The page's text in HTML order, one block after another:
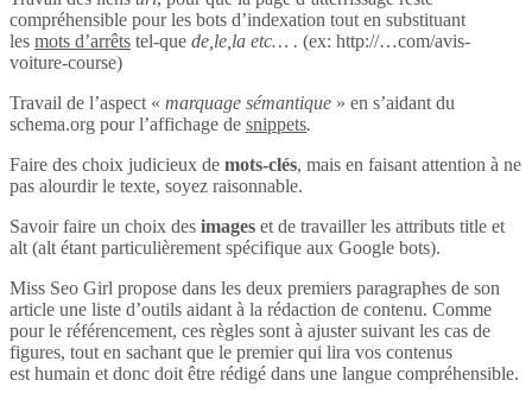
compréhensible pour les bots d’indexation tout en substituant
les mots d’arrêts tel-que de,le,la etc… . (ex: http://…com/avis-
voiture-course)
Travail de l’aspect « marquage sémantique » en s’aidant du
schema.org pour l’affichage de snippets.
Faire des choix judicieux de mots-clés, mais en faisant attention à ne
pas alourdir le texte, soyez raisonnable.
Savoir faire un choix des images et de travailler les attributs title et
alt (alt étant particulièrement spécifique aux Google bots).
Miss Seo Girl propose dans les deux premiers paragraphes de son
article une liste d’outils aidant à la rédaction de contenu. Comme
pour le référencement, ces règles sont à ajuster suivant les cas de
figures, tout en sachant que le premier qui lira vos contenus
est humain et donc doit être rédigé dans une langue compréhensible.